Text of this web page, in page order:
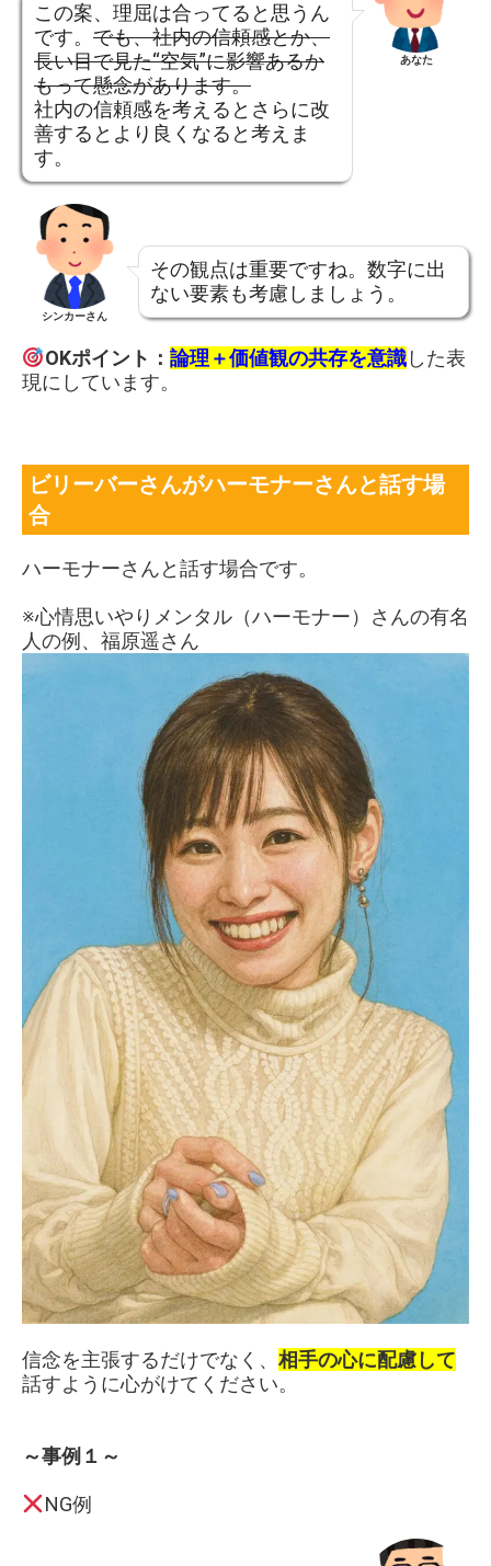
この案、理屈は合ってると思うん
です。 でも、社内の信頼感とか、
長い目で見た“空気”に影響あるか
もって懸念があります。
社内の信頼感を考えるとさらに改
善するとより良くなると考えま
す。
あなた
シンカーさん
その観点は重要ですね。数字に出
ない要素も考慮しましょう。
OKポイント： 論理＋価値観の共存を意識した表
現にしています。
ビリーバーさんがハーモナーさんと話す場
合
ハーモナーさんと話す場合です。
※心情思いやりメンタル（ハーモナー）さんの有名
人の例、福原遥さん
信念を主張するだけでなく、 相手の心に配慮して
話すように心がけてください。
～事例１～
NG例